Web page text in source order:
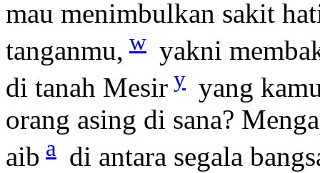
mau menimbulkan sakit
tanganmu, w yakni
di tanah Mesir y yang
orang asing di sana?
aib a di antara segala